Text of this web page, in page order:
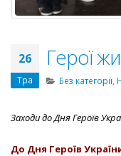
26
Тра
Герої
Без категорії,
Заходи до Дня Героїв
До Дня Героїв